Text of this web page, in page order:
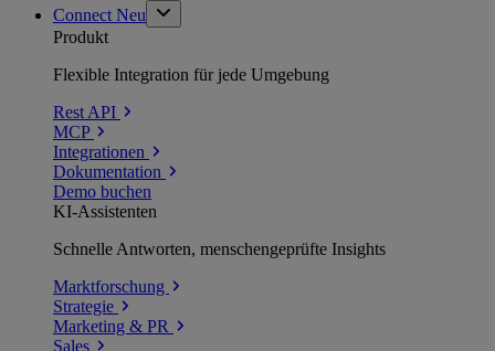
Connect Neu
Produkt
Flexible Integration für jede Umgebung
Rest API
MCP
Integrationen
Dokumentation
Demo buchen
KI-Assistenten
Schnelle Antworten, menschengeprüfte Insights
Marktforschung
Strategie
Marketing & PR
Sales